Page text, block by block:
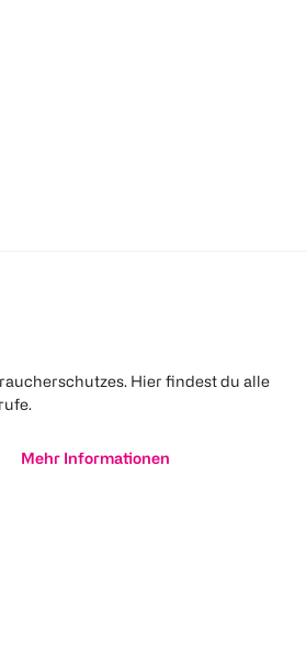
Hier findest du alle
Mehr Informationen